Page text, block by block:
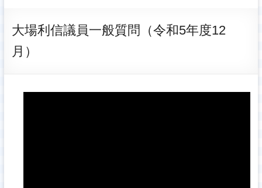
大場利信議員一般質問（令和5年度12
月）